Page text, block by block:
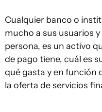
Cualquier banco o
mucho a sus usuarios
persona, es un activo
de pago tiene, cuál es
qué gasta y en función
la oferta de servicios